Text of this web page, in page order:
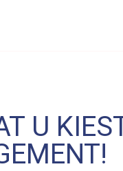
U